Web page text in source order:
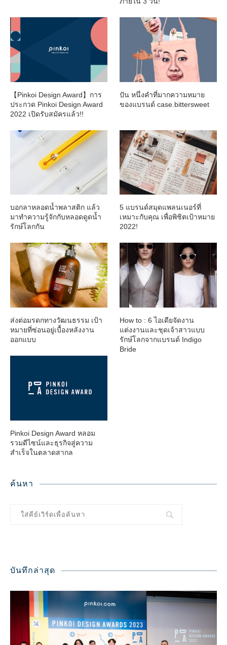
【Pinkoi Design Award】การ
ประกวด Pinkoi Design Award
2022 เปิดรับสมัครแล้ว!!
ปัน หนึ่งคำที่มากความหมาย
ของแบรนด์ case.bittersweet
บอกลาหลอดน้ำพลาสติก แล้ว
มาทำความรู้จักกับหลอดดูดน้ำ
รักษ์โลกกัน
5 แบรนด์สมุดแพลนเนอร์ที่
เหมาะกับคุณ เพื่อพิชิตเป้าหมาย
2022!
ส่งต่อมรดกทางวัฒนธรรม เป้า
หมายที่ซ่อนอยู่เบื้องหลังงาน
ออกแบบ
How to : 6 ไอเดียจัดงาน
แต่งงานและชุดเจ้าสาวแบบ
รักษ์โลกจากแบรนด์ Indigo
Bride
Pinkoi Design Award หลอม
รวมดีไซน์และธุรกิจสู่ความ
สำเร็จในตลาดสากล
ค้นหา
บันทึกล่าสุด